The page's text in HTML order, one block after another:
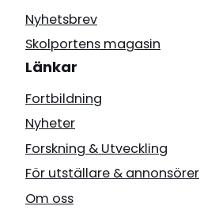
Nyhetsbrev
Skolportens magasin
Länkar
Fortbildning
Nyheter
Forskning & Utveckling
För utställare & annonsörer
Om oss